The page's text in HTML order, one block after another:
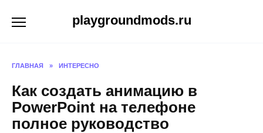
playgroundmods.ru
ГЛАВНАЯ » ИНТЕРЕСНО
Как создать анимацию в
PowerPoint на телефоне
полное руководство